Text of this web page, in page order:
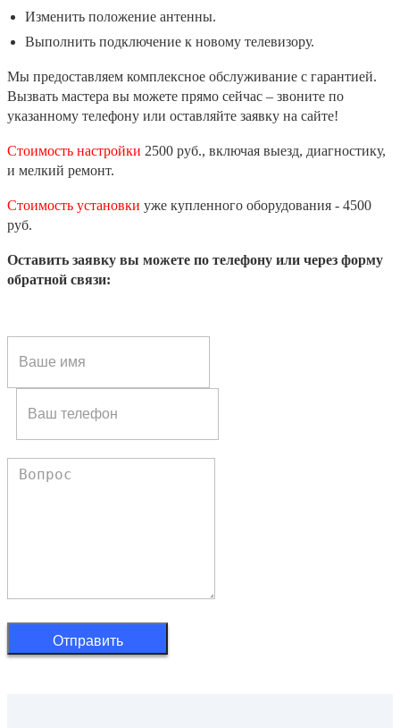
Изменить положение антенны.
Выполнить подключение к новому телевизору.
Мы предоставляем комплексное обслуживание с гарантией.
Вызвать мастера вы можете прямо сейчас – звоните по
указанному телефону или оставляйте заявку на сайте!
Стоимость настройки 2500 руб., включая выезд, диагностику,
и мелкий ремонт.
Стоимость установки уже купленного оборудования - 4500
руб.
Оставить заявку вы можете по телефону или через форму
обратной связи:
Отправить